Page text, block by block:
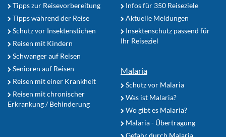
Tipps zur Reisevorbereitung
Tipps während der Reise
Schutz vor Insektenstichen
Reisen mit Kindern
Schwanger auf Reisen
Senioren auf Reisen
Reisen mit einer Krankheit
Reisen mit chronischer
Erkrankung / Behinderung
Infos für 350 Reiseziele
Aktuelle Meldungen
Insektenschutz passend für
Ihr Reiseziel
Malaria
Schutz vor Malaria
Was ist Malaria?
Wo gibt es Malaria?
Malaria - Übertragung
Gefahr durch Malaria